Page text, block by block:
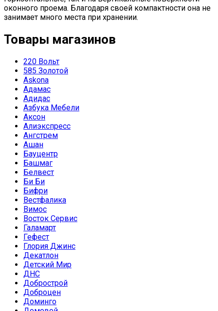
оконного проема. Благодаря своей компактности она не
занимает много места при хранении.
Товары магазинов
220 Вольт
585 Золотой
Askona
Адамас
Адидас
Азбука Мебели
Аксон
Алиэкспресс
Ангстрем
Ашан
Бауцентр
Башмаг
Белвест
Би Би
Бифри
Вестфалика
Вимос
Восток Сервис
Галамарт
Гефест
Глория Джинс
Декатлон
Детский Мир
ДНС
Добрострой
Доброцен
Доминго